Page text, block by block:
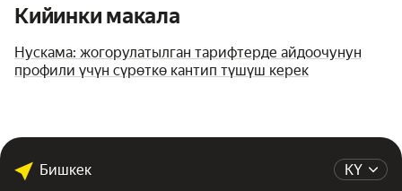
Кийинки макала
Нускама: жогорулатылган тарифтерде айдоочунун
профили үчүн сүрөткө кантип түшүш керек
KY
Бишкек